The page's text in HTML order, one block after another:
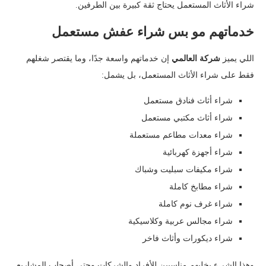
شراء الأثاث المستعمل يحتاج ثقة كبيرة بين الطرفين.
خدماتهم مو بس شراء عفش مستعمل
اللي يميز شركة العالمي إن خدماتهم واسعة جدًا، وما يقتصر شغلهم
فقط على شراء الأثاث المستعمل، بل يشمل:
شراء أثاث فنادق مستعمل
شراء أثاث مكتبي مستعمل
شراء معدات مطاعم مستعملة
شراء أجهزة كهربائية
شراء مكيفات سبليت وشباك
شراء مطابخ كاملة
شراء غرف نوم كاملة
شراء مجالس عربية وكلاسيكية
شراء ديكورات وأثاث فاخر